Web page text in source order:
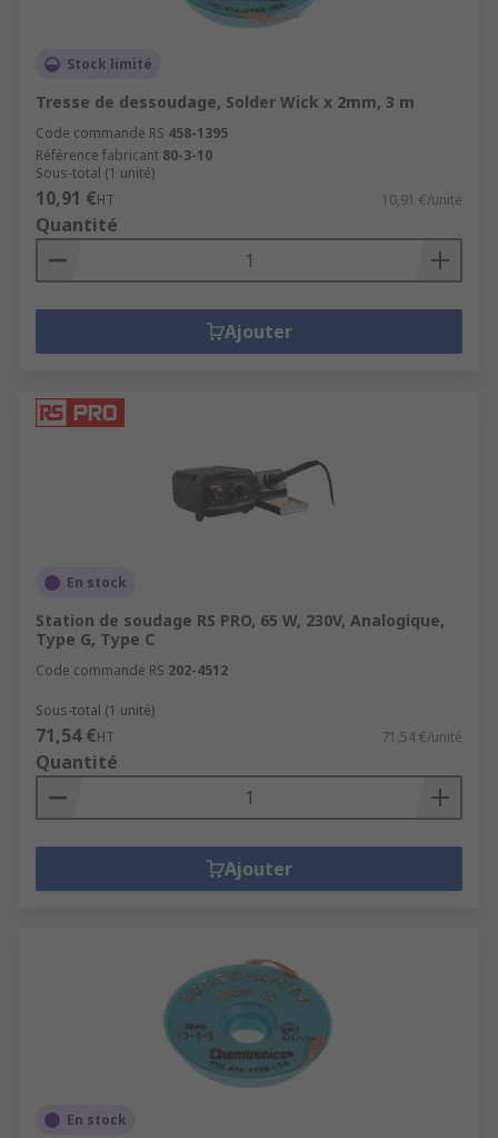
Stock limité
Tresse de dessoudage, Solder Wick x 2mm, 3 m
Code commande RS 458-1395
Référence fabricant 80-3-10
Sous-total (1 unité)
10,91 €HT 10,91 €/unité
Quantité
Ajouter
En stock
Station de soudage RS PRO, 65 W, 230V, Analogique,
Type G, Type C
Code commande RS 202-4512
Sous-total (1 unité)
71,54 €HT 71,54 €/unité
Quantité
Ajouter
En stock